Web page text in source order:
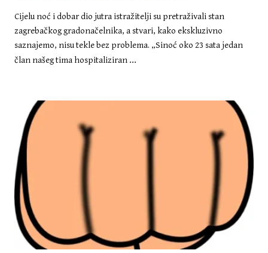
Cijelu noć i dobar dio jutra istražitelji su pretraživali stan
zagrebačkog gradonačelnika, a stvari, kako ekskluzivno
saznajemo, nisu tekle bez problema. „Sinoć oko 23 sata jedan
član našeg tima hospitaliziran ...